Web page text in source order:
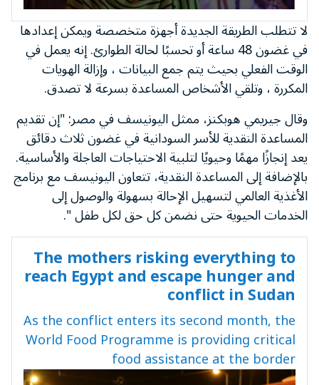
لا تتطلب الطريقة الجديدة أجهزة متخصصة ويمكن إعدادها
في غضون 48 ساعة أو تحسبًا لحالة الطوارئ. إنه يعمل في
الوقت الفعلي بحيث يتم جمع البيانات ، وإزالة الهويات
المكررة ، وتلقي الأشخاص المساعدة بسرعة لا تصدق.
وقال جيريمي هوبكنز، ممثل اليونيسف في مصر: "إن تقديم
المساعدة النقدية للأسر السودانية في غضون ثلاث دقائق
يعد إنجازًا مهمًا وحيويًا لتلبية الاحتياجات العاجلة والأساسية.
بالإضافة إلى المساعدة النقدية، تتعاون اليونيسف مع برنامج
الأغذية العالمي لتسهيل الإحالة بسهولة والوصول إلى
الخدمات الحيوية حتى نضمن كل حق لكل طفل ".
The mothers risking everything to
reach Egypt and escape hunger and
conflict in Sudan
As the conflict enters its second month, the
World Food Programme is providing critical
food assistance at the border